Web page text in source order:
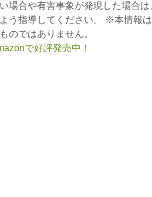
場合や有害事象が発現した場合は
う指導してください。 ※本情報
のではありません。
で好評発売中！